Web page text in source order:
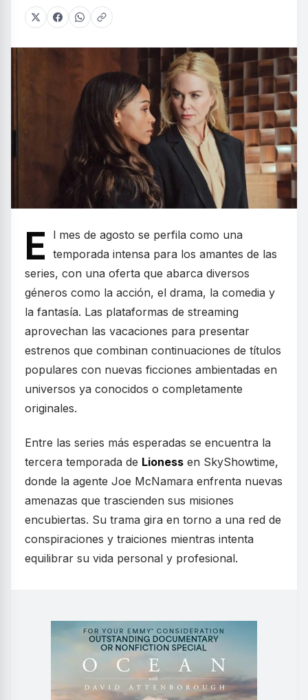
E
l mes de agosto se perfila como una
temporada intensa para los amantes de las
series, con una oferta que abarca diversos
géneros como la acción, el drama, la comedia y
la fantasía. Las plataformas de streaming
aprovechan las vacaciones para presentar
estrenos que combinan continuaciones de títulos
populares con nuevas ficciones ambientadas en
universos ya conocidos o completamente
originales.
Entre las series más esperadas se encuentra la
tercera temporada de Lioness en SkyShowtime,
donde la agente Joe McNamara enfrenta nuevas
amenazas que trascienden sus misiones
encubiertas. Su trama gira en torno a una red de
conspiraciones y traiciones mientras intenta
equilibrar su vida personal y profesional.